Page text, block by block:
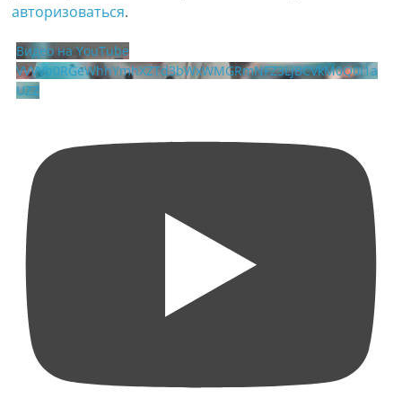
авторизоваться.
Видео на YouTube
VVVVb0RGeWhhYmhXZTd3bWxWMGRmNFZ3LjBCVkM0Q0I1a
UZZ